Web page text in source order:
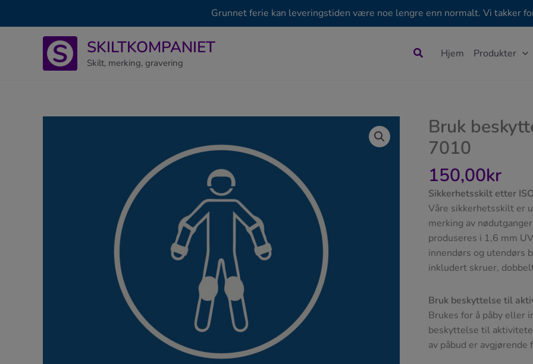
Grunnet ferie kan leveringstiden være noe lengre enn normalt. Vi takker
SKILTKOMPANIET
Skilt, merking, gravering
Søk Hjem Produkter
Bruk
7010
150,00kr
Sikkerhetsskilt etter
Våre sikkerhetsskilt er
merking av
produseres i 1,6 mm
innendørs og utendørs
inkludert skruer,
Bruk beskyttelse til
Brukes for å påby eller
beskyttelse til
av påbud er